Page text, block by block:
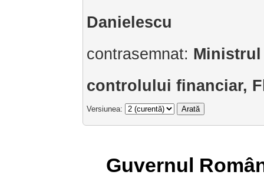
Danielescu
contrasemnat:
controlului financiar,
Versiunea:
Guvernul